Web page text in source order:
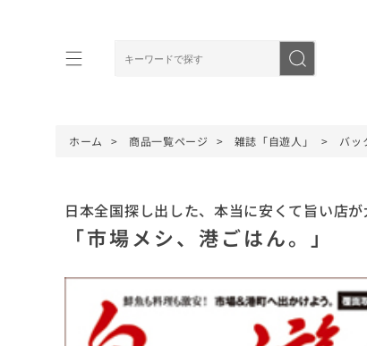
ホーム 商品一覧ページ 雑誌「自遊人」 バッ
日本全国探し出した、本当に安くて旨い店が
「市場メシ、港ごはん